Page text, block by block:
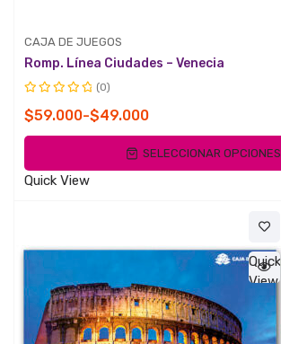
CAJA DE JUEGOS
Romp. Línea Ciudades – Venecia
con
0
5
(0)
$49.000
-
$59.000
Rango
de
desde
$59.000
SELECCIONAR OPCIONES
Quick View
Quick
View